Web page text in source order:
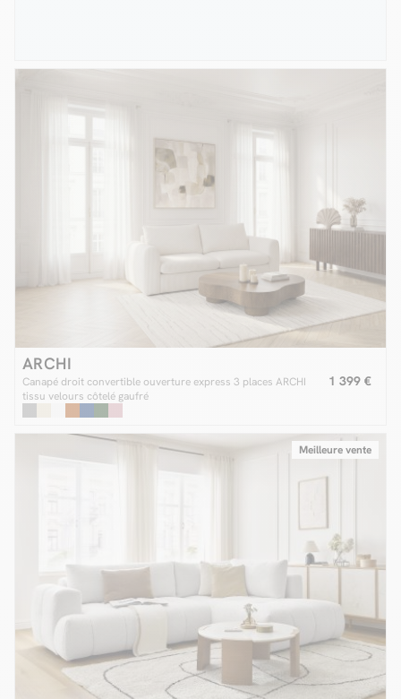
ARCHI
Canapé droit convertible ouverture express 3 places ARCHI
tissu velours côtelé gaufré
1 399 €
Meilleure vente